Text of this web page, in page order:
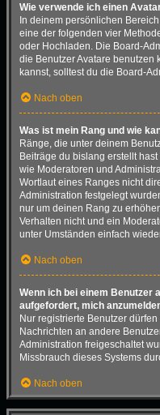
Wie verwende ich einen
In deinem persönlichen
eine der folgenden vier
oder Hochladen. Die Board-
die Benutzer Avatare benutzen
kannst, solltest du die Board-
Nach oben
Was ist mein Rang und wie
Ränge, die unter deinem
Beiträge du bislang erstellt
wie Moderatoren und
Wortlaut eines Ranges nicht
Administration festgelegt
nur um deinen Rang zu
Verhalten nicht und ein
unter Umständen einfach
Nach oben
Wenn ich bei einem Benutzer
aufgefordert, mich
Nur registrierte Benutzer
Nachrichten an andere
Administration freigeschaltet
Missbrauch dieses Systems
Nach oben